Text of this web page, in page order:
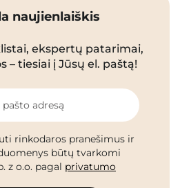
naujienlaiškis
ekspertų patarimai,
– tiesiai į Jūsų el. paštą!
adresą
rinkodaros pranešimus ir
būtų tvarkomi
z o.o. pagal privatumo